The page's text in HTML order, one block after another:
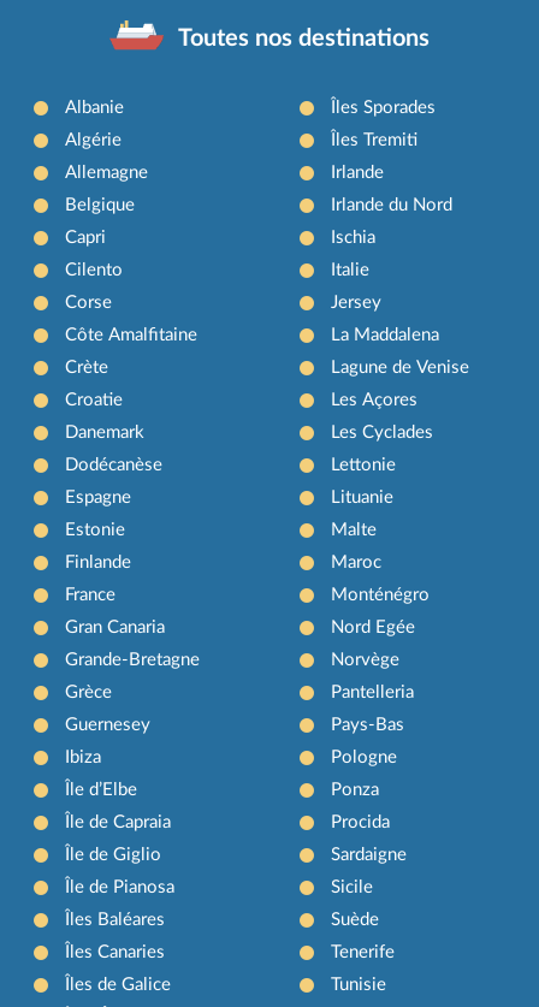
Toutes nos destinations
Albanie
Algérie
Allemagne
Belgique
Capri
Cilento
Corse
Côte Amalfitaine
Crète
Croatie
Danemark
Dodécanèse
Espagne
Estonie
Finlande
France
Gran Canaria
Grande-Bretagne
Grèce
Guernesey
Ibiza
Île d’Elbe
Île de Capraia
Île de Giglio
Île de Pianosa
Îles Baléares
Îles Canaries
Îles de Galice
Îles Sporades
Îles Tremiti
Irlande
Irlande du Nord
Ischia
Italie
Jersey
La Maddalena
Lagune de Venise
Les Açores
Les Cyclades
Lettonie
Lituanie
Malte
Maroc
Monténégro
Nord Egée
Norvège
Pantelleria
Pays-Bas
Pologne
Ponza
Procida
Sardaigne
Sicile
Suède
Tenerife
Tunisie